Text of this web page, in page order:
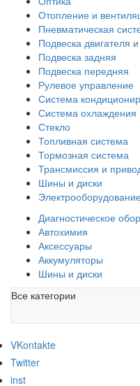
Отопление и
Пневматическая
Подвеска двигателя
Подвеска задняя
Подвеска передняя
Рулевое управление
Система
Система охлаждения
Стекло
Топливная система
Тормозная система
Трансмиссия и
Шины и диски
Диагностическое
Автохимия
Аксессуары
Аккумуляторы
Шины и диски
Все категории
VKontakte
Twitter
inst